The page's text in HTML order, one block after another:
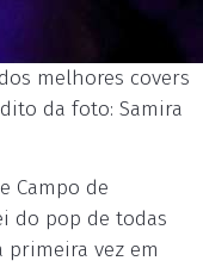
melhores covers
da foto: Samira
Campo de
do pop de todas
primeira vez em